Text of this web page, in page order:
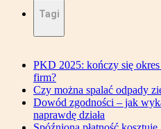
Tagi
PKD 2025: kończy się
firm?
Czy można spalać odpady
Dowód zgodności – jak
naprawdę działa